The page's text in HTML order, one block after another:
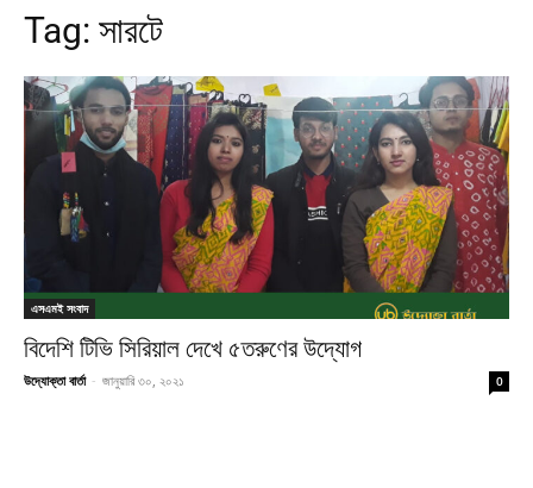
Tag: সারটে
এসএমই সংবাদ
বিদেশি টিভি সিরিয়াল দেখে ৫তরুণের উদ্যোগ
উদ্যোক্তা বার্তা - জানুয়ারি ৩০, ২০২১ 0